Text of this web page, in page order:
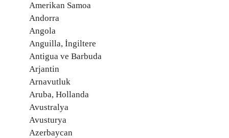
Amerikan Samoa
Andorra
Angola
Anguilla, İngiltere
Antigua ve Barbuda
Arjantin
Arnavutluk
Aruba, Hollanda
Avustralya
Avusturya
Azerbaycan